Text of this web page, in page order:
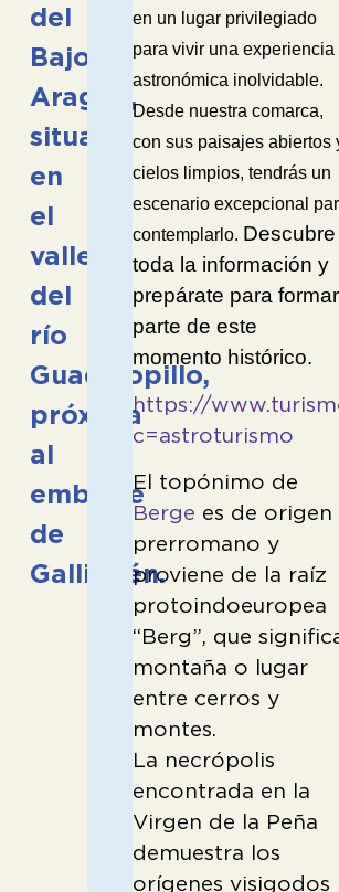
del
Bajo
Aragón,
situada
en
el
valle
del
río
Guadalopillo,
próxima
al
embalse
de
Gallipuén.
en un lugar privilegiado
para vivir una experiencia
astronómica inolvidable.
Desde nuestra comarca,
con sus paisajes abiertos
cielos limpios, tendrás un
escenario excepcional
contemplarlo. Descubre
toda la información y
prepárate para formar
parte de este
momento histórico.
https://
c=astroturismo
El topónimo de
Berge es de origen
prerromano y
proviene de la raíz
protoindoeuropea
“Berg”, que
montaña o lugar
entre cerros y
montes.
La necrópolis
encontrada en la
Virgen de la Peña
demuestra los
orígenes visigodos